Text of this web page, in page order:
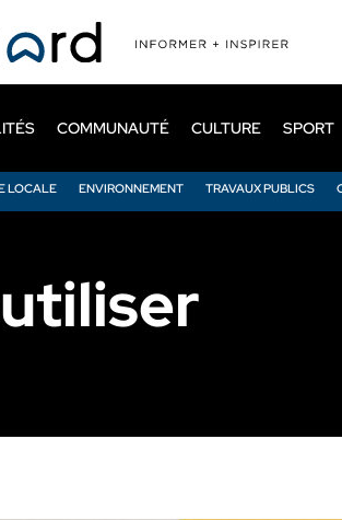
LOCALE ENVIRONNEMENT TRAVAUX PUBLICS
COMMUNAUTÉ CULTURE SPORT